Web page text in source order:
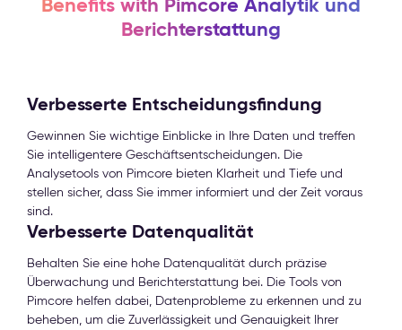
Benefits with Pimcore Analytik und
Berichterstattung
Verbesserte Entscheidungsfindung
Gewinnen Sie wichtige Einblicke in Ihre Daten und treffen
Sie intelligentere Geschäftsentscheidungen. Die
Analysetools von Pimcore bieten Klarheit und Tiefe und
stellen sicher, dass Sie immer informiert und der Zeit voraus
sind.
Verbesserte Datenqualität
Behalten Sie eine hohe Datenqualität durch präzise
Überwachung und Berichterstattung bei. Die Tools von
Pimcore helfen dabei, Datenprobleme zu erkennen und zu
beheben, um die Zuverlässigkeit und Genauigkeit Ihrer